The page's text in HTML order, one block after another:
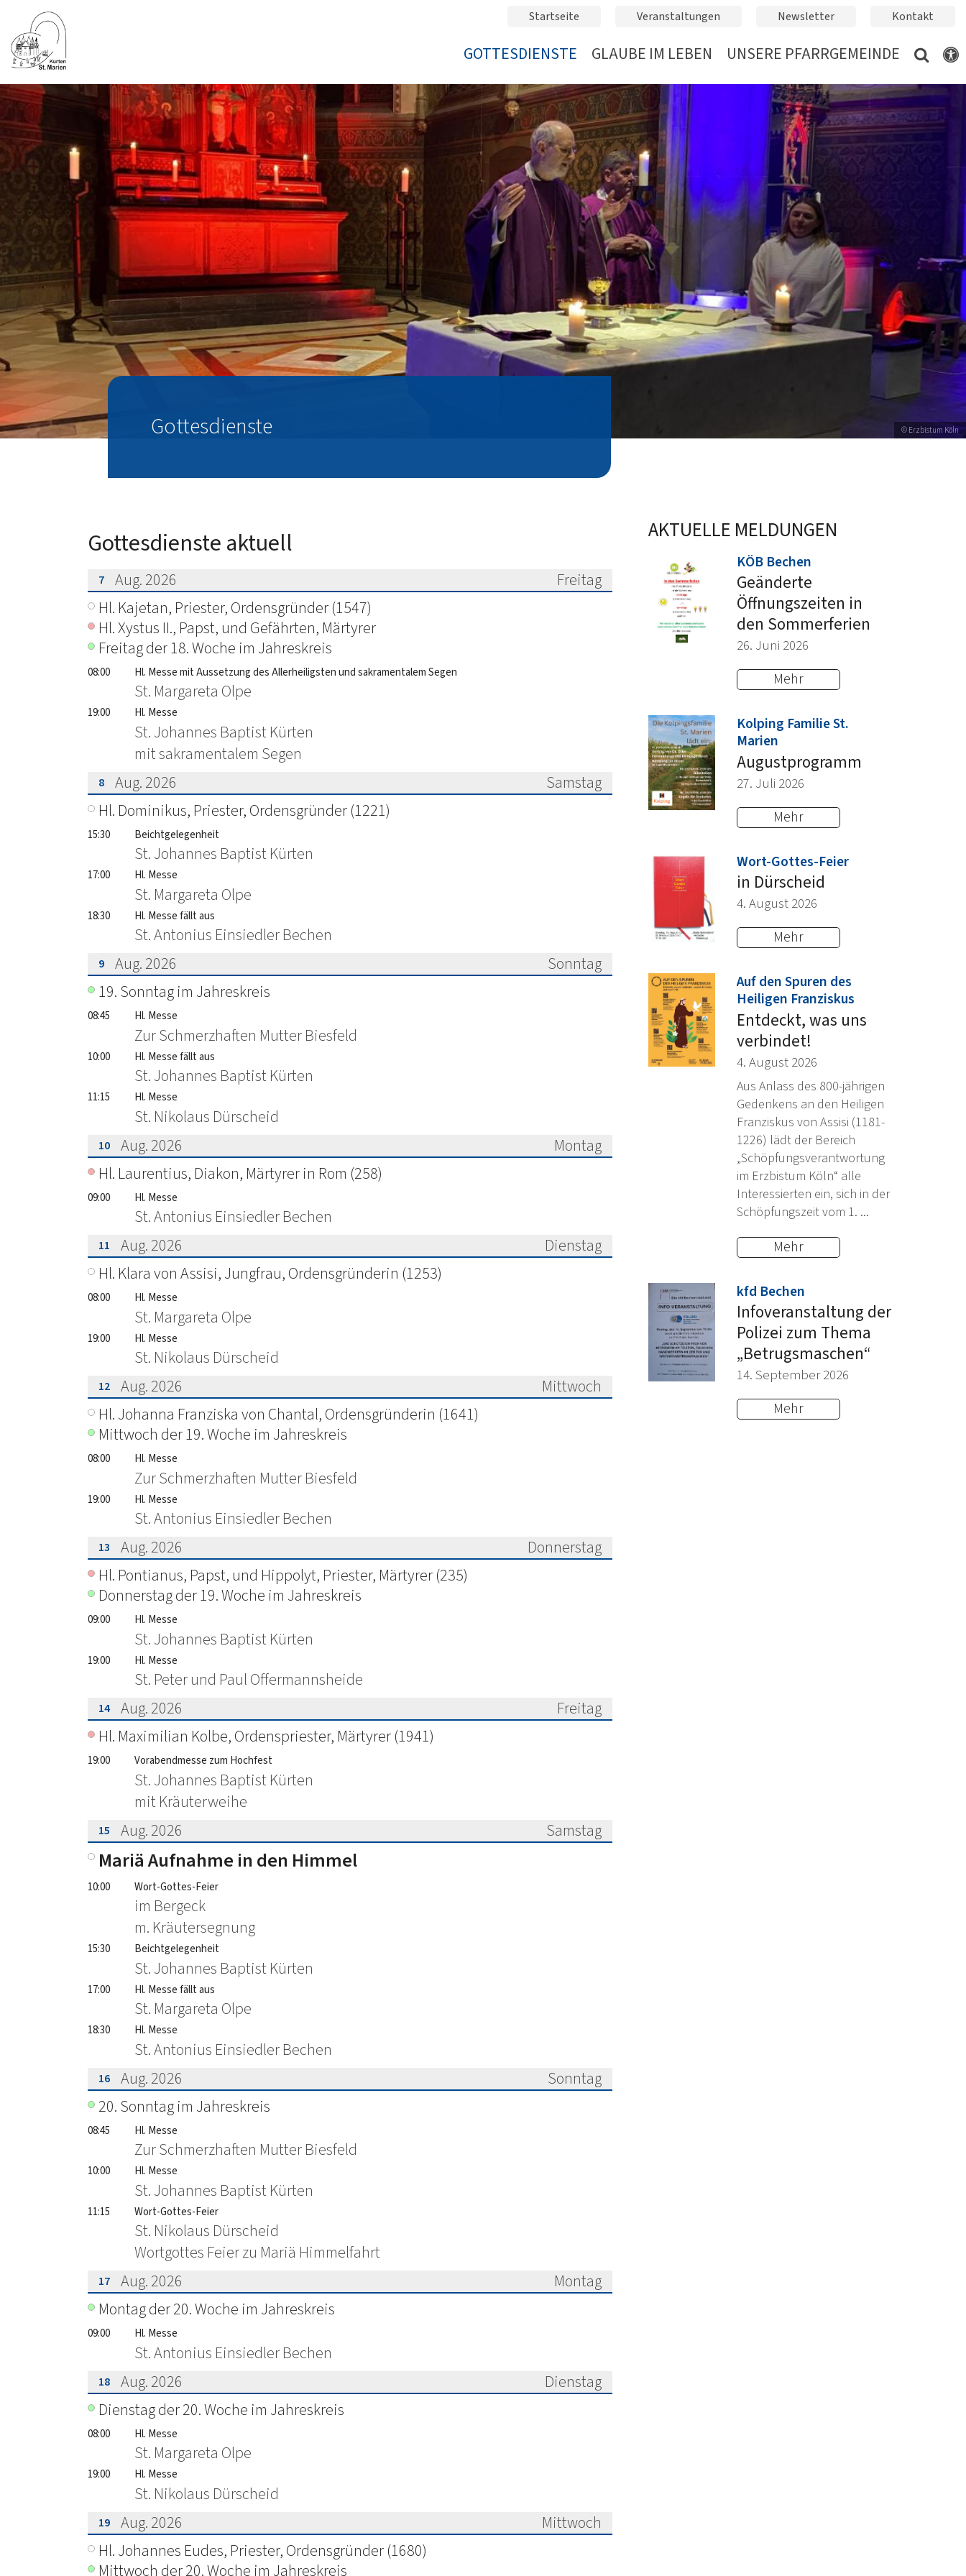
Startseite Veranstaltungen Newsletter Kontakt
GOTTESDIENSTE GLAUBE IM LEBEN UNSERE PFARRGEMEINDE
Gottesdienste © Erzbistum Köln
Gottesdienste aktuell
Freitag
7
Aug. 2026
???msg.page.sr.date??? 7. August 2026
Hl. Kajetan, Priester, Ordensgründer (1547)
Hl. Xystus II., Papst, und Gefährten, Märtyrer
Freitag der 18. Woche im Jahreskreis
08:00 Hl. Messe mit Aussetzung des Allerheiligsten und sakramentalem Segen
St. Margareta Olpe
19:00 Hl. Messe
St. Johannes Baptist Kürten
mit sakramentalem Segen
Samstag
8
Aug. 2026
???msg.page.sr.date??? 8. August 2026
Hl. Dominikus, Priester, Ordensgründer (1221)
15:30 Beichtgelegenheit
St. Johannes Baptist Kürten
17:00 Hl. Messe
St. Margareta Olpe
18:30 Hl. Messe fällt aus
St. Antonius Einsiedler Bechen
Sonntag
9
Aug. 2026
???msg.page.sr.date??? 9. August 2026
19. Sonntag im Jahreskreis
08:45 Hl. Messe
Zur Schmerzhaften Mutter Biesfeld
10:00 Hl. Messe fällt aus
St. Johannes Baptist Kürten
11:15 Hl. Messe
St. Nikolaus Dürscheid
Montag
10
Aug. 2026
???msg.page.sr.date??? 10. August 2026
Hl. Laurentius, Diakon, Märtyrer in Rom (258)
09:00 Hl. Messe
St. Antonius Einsiedler Bechen
Dienstag
11
Aug. 2026
???msg.page.sr.date??? 11. August 2026
Hl. Klara von Assisi, Jungfrau, Ordensgründerin (1253)
08:00 Hl. Messe
St. Margareta Olpe
19:00 Hl. Messe
St. Nikolaus Dürscheid
Mittwoch
12
Aug. 2026
???msg.page.sr.date??? 12. August 2026
Hl. Johanna Franziska von Chantal, Ordensgründerin (1641)
Mittwoch der 19. Woche im Jahreskreis
08:00 Hl. Messe
Zur Schmerzhaften Mutter Biesfeld
19:00 Hl. Messe
St. Antonius Einsiedler Bechen
Donnerstag
13
Aug. 2026
???msg.page.sr.date??? 13. August 2026
Hl. Pontianus, Papst, und Hippolyt, Priester, Märtyrer (235)
Donnerstag der 19. Woche im Jahreskreis
09:00 Hl. Messe
St. Johannes Baptist Kürten
19:00 Hl. Messe
St. Peter und Paul Offermannsheide
Freitag
14
Aug. 2026
???msg.page.sr.date??? 14. August 2026
Hl. Maximilian Kolbe, Ordenspriester, Märtyrer (1941)
19:00 Vorabendmesse zum Hochfest
St. Johannes Baptist Kürten
mit Kräuterweihe
Samstag
15
Aug. 2026
???msg.page.sr.date??? 15. August 2026
Mariä Aufnahme in den Himmel
10:00 Wort-Gottes-Feier
im Bergeck
m. Kräutersegnung
15:30 Beichtgelegenheit
St. Johannes Baptist Kürten
17:00 Hl. Messe fällt aus
St. Margareta Olpe
18:30 Hl. Messe
St. Antonius Einsiedler Bechen
Sonntag
16
Aug. 2026
???msg.page.sr.date??? 16. August 2026
20. Sonntag im Jahreskreis
08:45 Hl. Messe
Zur Schmerzhaften Mutter Biesfeld
10:00 Hl. Messe
St. Johannes Baptist Kürten
11:15 Wort-Gottes-Feier
St. Nikolaus Dürscheid
Wortgottes Feier zu Mariä Himmelfahrt
Montag
17
Aug. 2026
???msg.page.sr.date??? 17. August 2026
Montag der 20. Woche im Jahreskreis
09:00 Hl. Messe
St. Antonius Einsiedler Bechen
Dienstag
18
Aug. 2026
???msg.page.sr.date??? 18. August 2026
Dienstag der 20. Woche im Jahreskreis
08:00 Hl. Messe
St. Margareta Olpe
19:00 Hl. Messe
St. Nikolaus Dürscheid
Mittwoch
19
Aug. 2026
???msg.page.sr.date??? 19. August 2026
Hl. Johannes Eudes, Priester, Ordensgründer (1680)
Mittwoch der 20. Woche im Jahreskreis
AKTUELLE MELDUNGEN
KÖB Bechen
Geänderte
Öffnungszeiten in
den Sommerferien
26. Juni 2026
Mehr
Kolping Familie St.
Marien
Augustprogramm
27. Juli 2026
Mehr
Wort-Gottes-Feier:
in Dürscheid
4. August 2026
Mehr
Auf den Spuren des
Heiligen Franziskus
Entdeckt, was uns
verbindet!
4. August 2026
Aus Anlass des 800-jährigen
Gedenkens an den Heiligen
Franziskus von Assisi (1181-
1226) lädt der Bereich
„Schöpfungsverantwortung
im Erzbistum Köln“ alle
Interessierten ein, sich in der
Schöpfungszeit vom 1. ...
Mehr
kfd Bechen
Infoveranstaltung der
Polizei zum Thema
„Betrugsmaschen“
14. September 2026
Mehr